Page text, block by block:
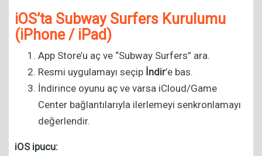
iOS’ta Subway Surfers Kurulumu
(iPhone / iPad)
App Store’u aç ve “Subway Surfers” ara.
Resmi uygulamayı seçip İndir’e bas.
İndirince oyunu aç ve varsa iCloud/Game
Center bağlantılarıyla ilerlemeyi senkronlamayı
değerlendir.
iOS ipucu: